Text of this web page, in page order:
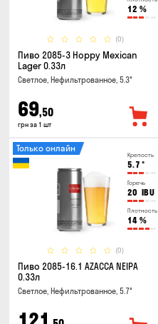
12 %
(0)
Пиво 2085-3 Hoppy Mexican
Lager 0.33л
Светлое, Нефильтрованное, 5.3°
69,50
грн за 1 шт
Крепость
5.7 °
Горечь
20 IBU
Плотность
14 %
(0)
Только онлайн
Пиво 2085-16.1 AZACCA NEIPA
0.33л
Светлое, Нефильтрованное, 5.7°